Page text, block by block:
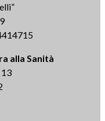
alla Sanità